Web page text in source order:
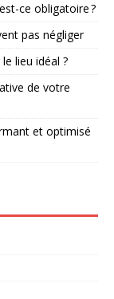
ce obligatoire ?
pas négliger
lieu idéal ?
de votre
et optimisé